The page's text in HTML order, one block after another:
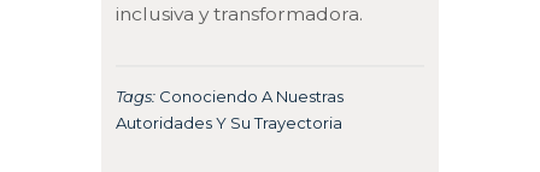
inclusiva y transformadora.
Tags: Conociendo A Nuestras
Autoridades Y Su Trayectoria